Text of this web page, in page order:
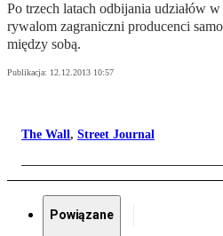
Po trzech latach odbijania udziałów
rywalom zagraniczni producenci
między sobą.
Publikacja: 12.12.2013 10:57
The Wall, Street Journal
Powiązane